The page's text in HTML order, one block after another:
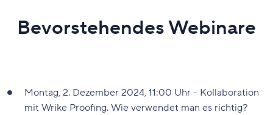
Bevorstehendes Webinare
Montag, 2. Dezember 2024, 11:00 Uhr - Kollaboration
mit Wrike Proofing. Wie verwendet man es richtig?